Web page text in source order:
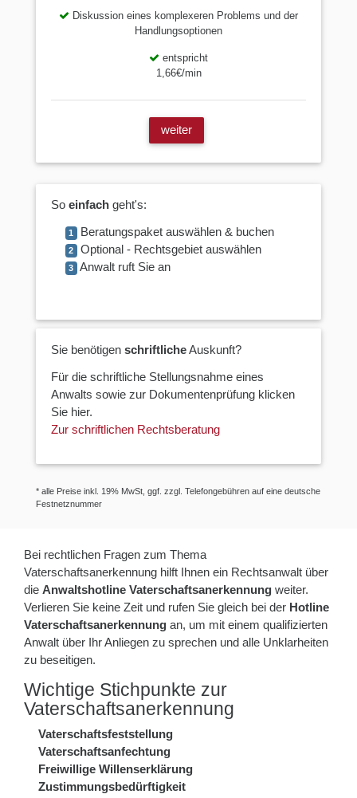
Diskussion eines komplexeren Problems und der
Handlungsoptionen
entspricht
1,66€/min
weiter
So einfachgeht's:
1 Beratungspaket auswählen & buchen
2 Optional - Rechtsgebiet auswählen
3 Anwalt ruft Sie an
Sie benötigen schriftlicheAuskunft?
Für die schriftliche Stellungsnahme eines
Anwalts sowie zur Dokumentenprüfung klicken
Sie hier.
Zur schriftlichen Rechtsberatung
* alle Preise inkl. 19% MwSt, ggf. zzgl. Telefongebühren auf eine deutsche
Festnetznummer
Bei rechtlichen Fragen zum Thema
Vaterschaftsanerkennung hilft Ihnen ein Rechtsanwalt über
die Anwaltshotline Vaterschaftsanerkennung weiter.
Verlieren Sie keine Zeit und rufen Sie gleich bei der Hotline
Vaterschaftsanerkennung an, um mit einem qualifizierten
Anwalt über Ihr Anliegen zu sprechen und alle Unklarheiten
zu beseitigen.
Wichtige Stichpunkte zur
Vaterschaftsanerkennung
Vaterschaftsfeststellung
Vaterschaftsanfechtung
Freiwillige Willenserklärung
Zustimmungsbedürftigkeit